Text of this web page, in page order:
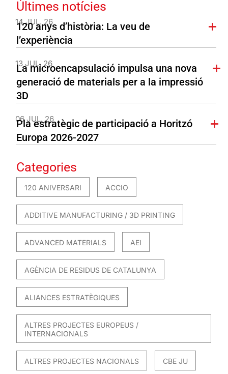
Últimes notícies
14 JUL. 26
120 anys d’història: La veu de
l’experiència
13 JUL. 26
La microencapsulació impulsa una nova
generació de materials per a la impressió
3D
06 JUL. 26
Pla estratègic de participació a Horitzó
Europa 2026-2027
Categories
120 ANIVERSARI ACCIO
ADDITIVE MANUFACTURING / 3D PRINTING
ADVANCED MATERIALS AEI
AGÈNCIA DE RESIDUS DE CATALUNYA
ALIANCES ESTRATÈGIQUES
ALTRES PROJECTES EUROPEUS /
INTERNACIONALS
ALTRES PROJECTES NACIONALS CBE JU